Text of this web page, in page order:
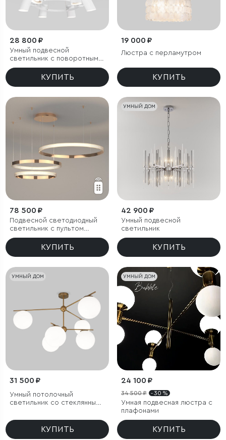
28 800 ₽
Умный подвесной
светильник с поворотным
механизмом
КУПИТЬ
19 000 ₽
Люстра с перламутром
КУПИТЬ
78 500 ₽
Подвесной светодиодный
светильник с пультом
управления
КУПИТЬ
УМНЫЙ ДОМ
42 900 ₽
Умный подвесной
светильник
КУПИТЬ
УМНЫЙ ДОМ
31 500 ₽
Умный потолочный
светильник со стеклянными
КУПИТЬ
УМНЫЙ ДОМ
24 100 ₽
34 500 ₽ - 30 %
Умная подвесная люстра с
плафонами
КУПИТЬ